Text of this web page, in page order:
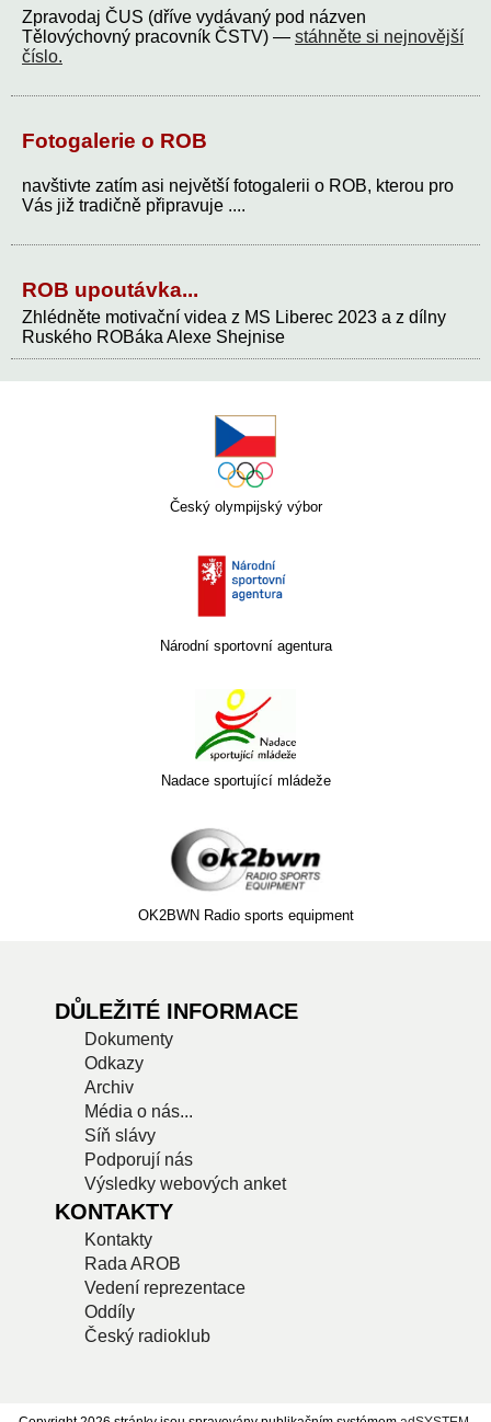
Zpravodaj ČUS (dříve vydávaný pod názven
Tělovýchovný pracovník ČSTV) — stáhněte si nejnovější
číslo.
Fotogalerie o ROB
navštivte zatím asi největší fotogalerii o ROB, kterou pro
Vás již tradičně připravuje ....
ROB upoutávka...
Zhlédněte motivační videa z MS Liberec 2023 a z dílny
Ruského ROBáka Alexe Shejnise
Český olympijský výbor
Národní sportovní agentura
Nadace sportující mládeže
OK2BWN Radio sports equipment
DŮLEŽITÉ INFORMACE
Dokumenty
Odkazy
Archiv
Média o nás...
Síň slávy
Podporují nás
Výsledky webových anket
KONTAKTY
Kontakty
Rada AROB
Vedení reprezentace
Oddíly
Český radioklub